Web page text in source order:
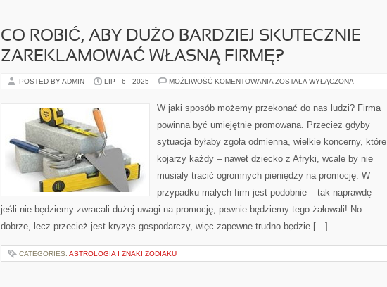
CO ROBIĆ, ABY DUŻO BARDZIEJ SKUTECZNIE
ZAREKLAMOWAĆ WŁASNĄ FIRMĘ?
POSTED BY ADMIN LIP - 6 - 2025 MOŻLIWOŚĆ KOMENTOWANIA CO
BARDZIEJ
ZAREKLAMOWAĆ
FIRMĘ?
ZOSTAŁA WYŁĄCZONA
W jaki sposób możemy przekonać do nas ludzi? Firma
powinna być umiejętnie promowana. Przecież gdyby
sytuacja byłaby zgoła odmienna, wielkie koncerny, które
kojarzy każdy – nawet dziecko z Afryki, wcale by nie
musiały tracić ogromnych pieniędzy na promocję. W
przypadku małych firm jest podobnie – tak naprawdę
jeśli nie będziemy zwracali dużej uwagi na promocję, pewnie będziemy tego żałowali! No
dobrze, lecz przecież jest kryzys gospodarczy, więc zapewne trudno będzie […]
CATEGORIES: ASTROLOGIA I ZNAKI ZODIAKU